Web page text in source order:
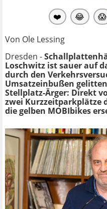
❤️ 😂 😱
Von Ole Lessing
Dresden -
Loschwitz ist sauer auf
durch den
Umsatzeinbußen
Stellplatz-Ärger: Direkt
zwei Kurzzeitparkplätze
die gelben MOBIbikes